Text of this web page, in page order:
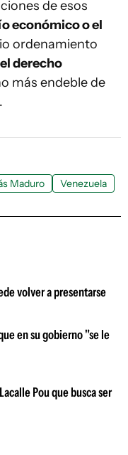
de esos
económico o el
ordenamiento
derecho
más endeble de
Maduro Venezuela
volver a presentarse
en su gobierno "se le
Pou que busca ser